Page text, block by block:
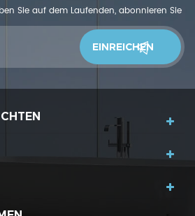
Sie auf dem Laufenden, abonnieren Sie
Sie, uns was zu sagendu denkst